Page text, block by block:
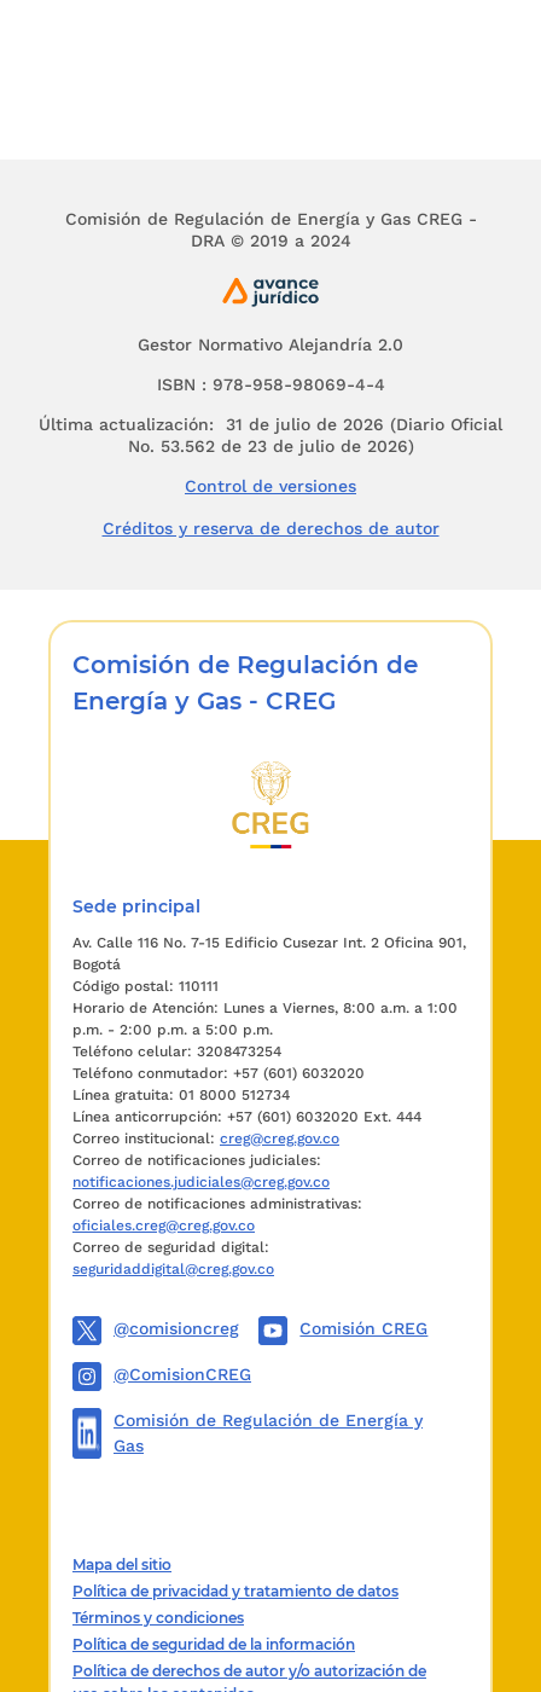
Gestor Normativo Alejandría 2.0
ISBN : 978-958-98069-4-4
Última actualización: 31 de julio de 2026 (Diario Oficial
No. 53.562 de 23 de julio de 2026)
Control de versiones
Créditos y reserva de derechos de autor
Comisión de Regulación de Energía y Gas CREG -
DRA © 2019 a 2024
Comisión de Regulación de
Energía y Gas - CREG
Sede principal
Av. Calle 116 No. 7-15 Edificio Cusezar Int. 2 Oficina 901,
Bogotá
Código postal: 110111
Horario de Atención: Lunes a Viernes, 8:00 a.m. a 1:00
p.m. - 2:00 p.m. a 5:00 p.m.
Teléfono celular: 3208473254
Teléfono conmutador: +57 (601) 6032020
Línea gratuita: 01 8000 512734
Línea anticorrupción: +57 (601) 6032020 Ext. 444
Correo institucional: creg@creg.gov.co
Correo de notificaciones judiciales:
notificaciones.judiciales@creg.gov.co
Correo de notificaciones administrativas:
oficiales.creg@creg.gov.co
Correo de seguridad digital:
seguridaddigital@creg.gov.co
@comisioncreg Comisión CREG
@ComisionCREG
Comisión de Regulación de Energía y
Gas
Mapa del sitio
Política de privacidad y tratamiento de datos
Términos y condiciones
Política de seguridad de la información
Política de derechos de autor y/o autorización de